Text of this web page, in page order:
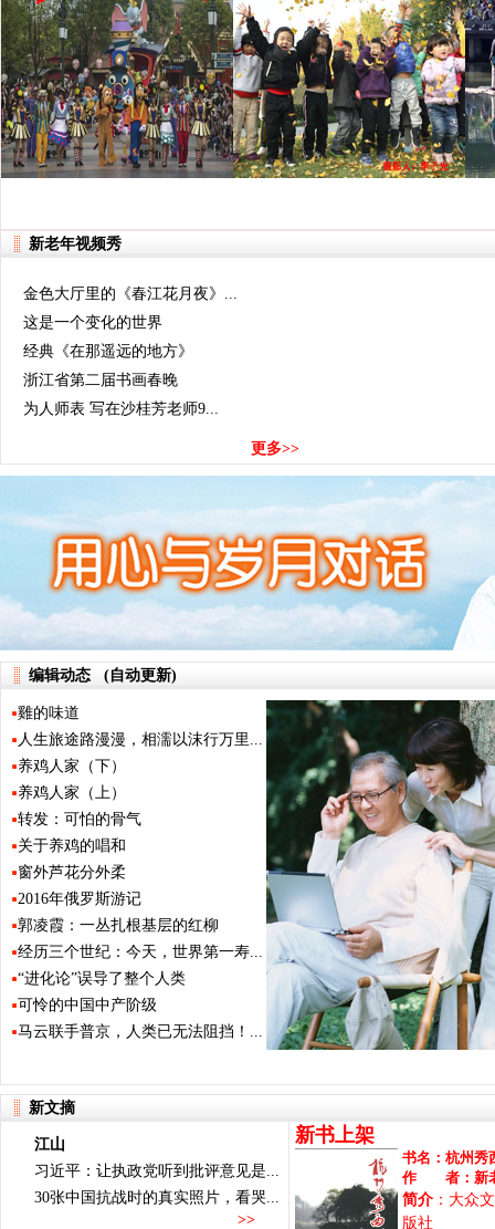
【问】1、咳嗽的小孩多大？假如不合适服
药，可以吃梨膏糖止咳。
【答】耐心等待答复...
立
【问】陈医生，您好！中医传统手法救治心
绞痛、胸闷，有没有好的保健方...
【答】耐心等待答复...
立
【答】长期包养就OK
立
新老年视频秀
金色大厅里的《春江花月夜》...
这是一个变化的世界
经典《在那遥远的地方》
浙江省第二届书画春晚
为人师表 写在沙桂芳老师9...
更多>>
编辑动态 (自动更新)
雞的味道
人生旅途路漫漫，相濡以沫行万里...
养鸡人家（下）
养鸡人家（上）
转发：可怕的骨气
关于养鸡的唱和
窗外芦花分外柔
2016年俄罗斯游记
郭凌霞：一丛扎根基层的红柳
经历三个世纪：今天，世界第一寿...
“进化论”误导了整个人类
可怜的中国中产阶级
马云联手普京，人类已无法阻挡！...
新文摘
江山
习近平：让执政党听到批评意见是...
30张中国抗战时的真实照片，看哭...
>>
新书上架
书名： 杭州秀
作 者： 新
简介 ：大众
版社